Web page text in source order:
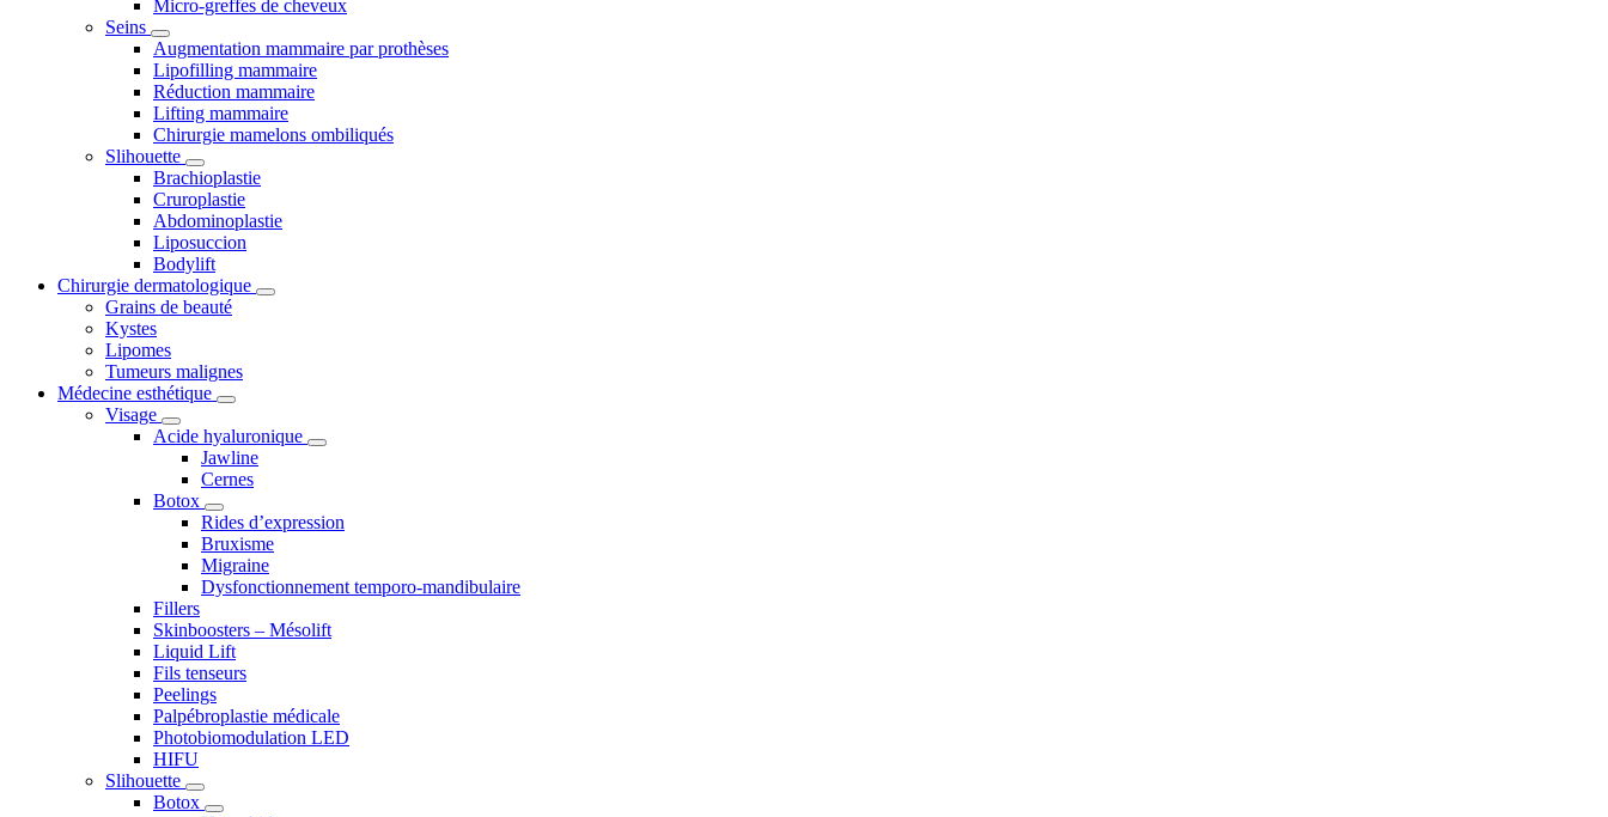
Micro-greffes de cheveux
Seins
Augmentation mammaire par prothèses
Lipofilling mammaire
Réduction mammaire
Lifting mammaire
Chirurgie mamelons ombiliqués
Slihouette
Brachioplastie
Cruroplastie
Abdominoplastie
Liposuccion
Bodylift
Chirurgie dermatologique
Grains de beauté
Kystes
Lipomes
Tumeurs malignes
Médecine esthétique
Visage
Acide hyaluronique
Jawline
Cernes
Botox
Rides d’expression
Bruxisme
Migraine
Dysfonctionnement temporo-mandibulaire
Fillers
Skinboosters – Mésolift
Liquid Lift
Fils tenseurs
Peelings
Palpébroplastie médicale
Photobiomodulation LED
HIFU
Slihouette
Botox